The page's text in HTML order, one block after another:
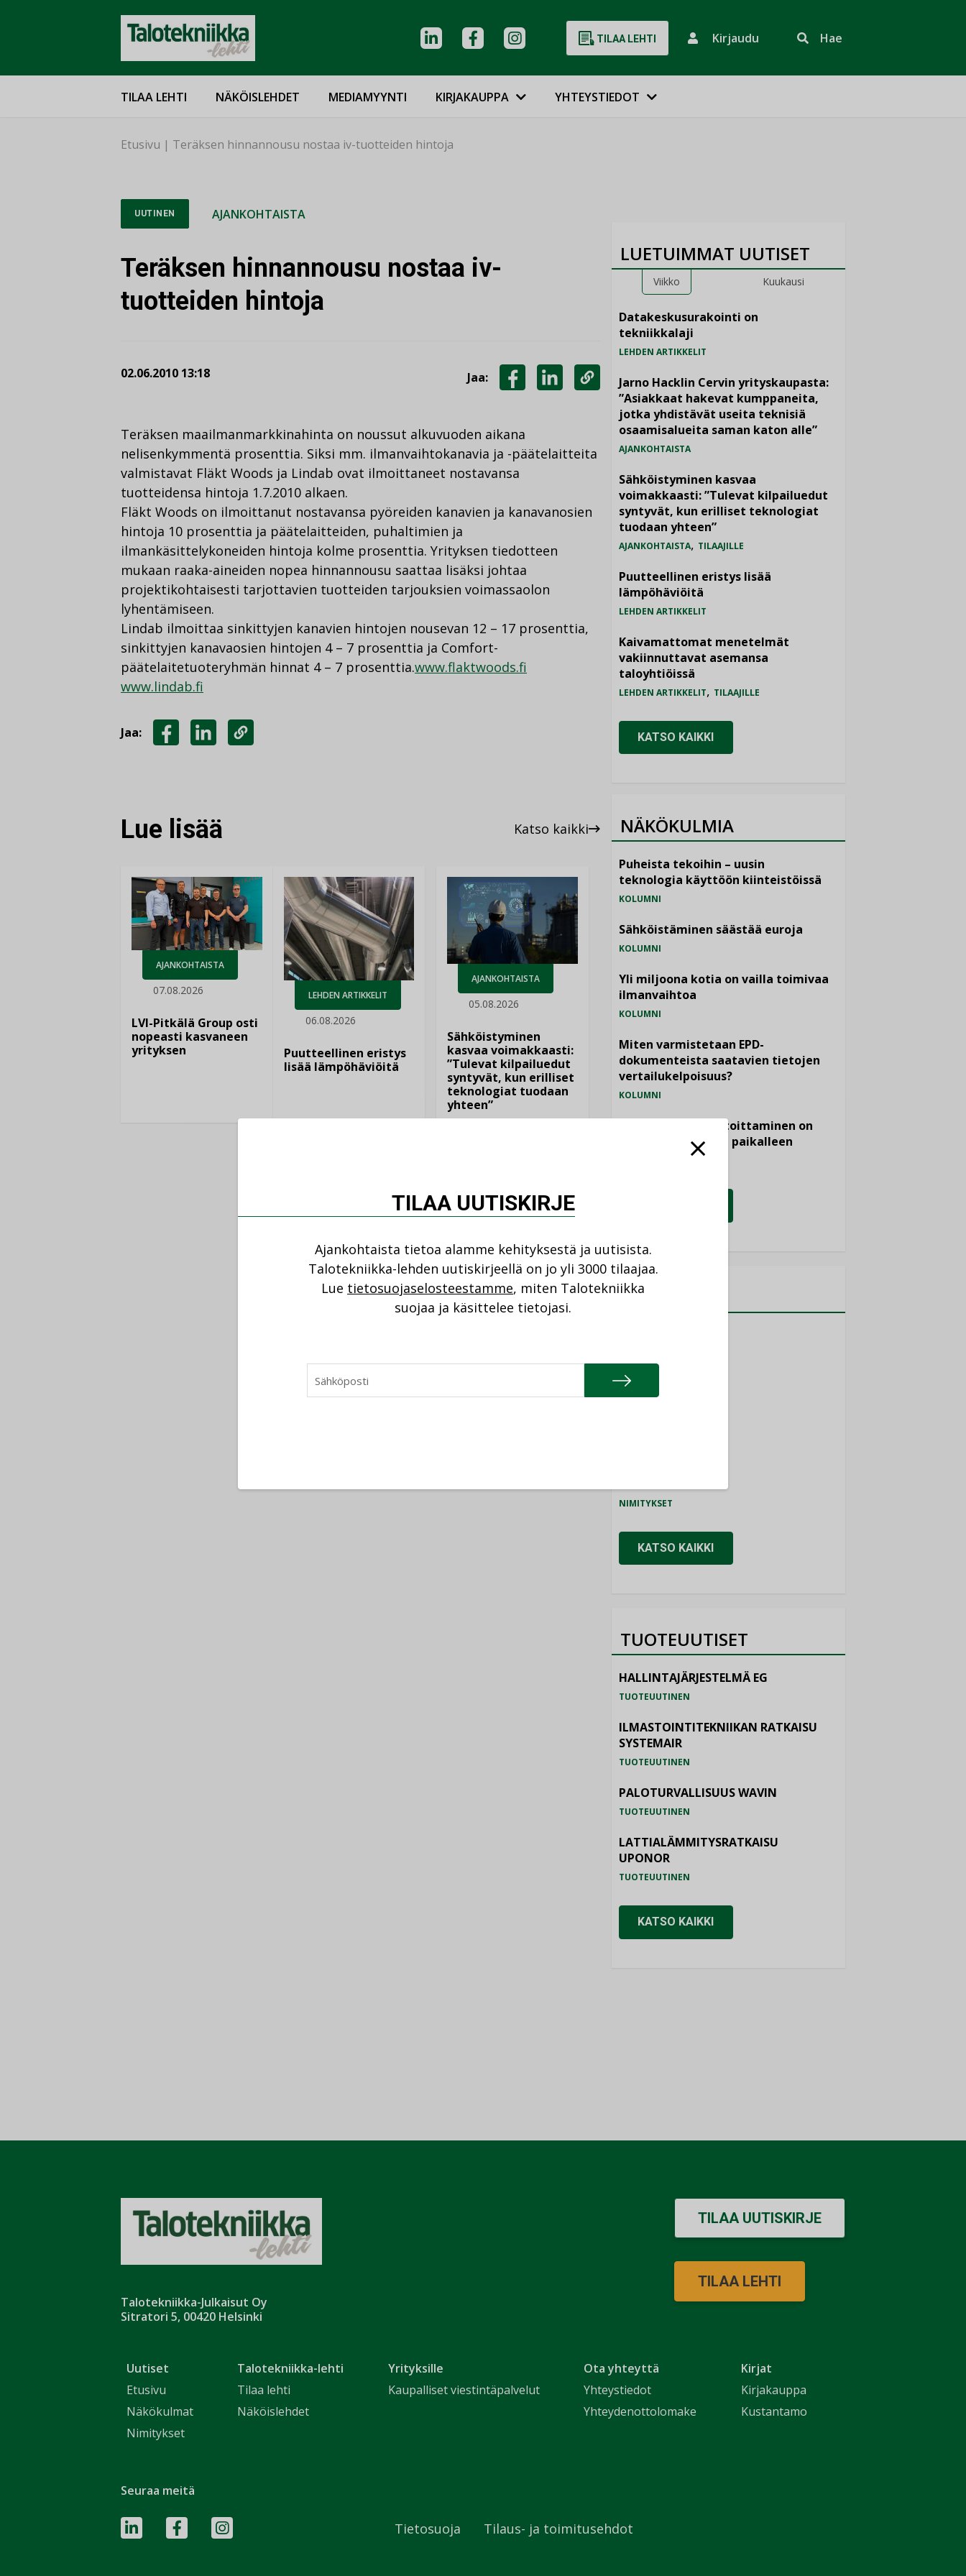
TILAA LEHTI Kirjaudu Hae
TILAA LEHTI NÄKÖISLEHDET MEDIAMYYNTI KIRJAKAUPPA YHTEYSTIEDOT
Etusivu | Teräksen hinnannousu nostaa iv-tuotteiden hintoja
UUTINEN AJANKOHTAISTA
Teräksen hinnannousu nostaa iv-
tuotteiden hintoja
02.06.2010 13:18 Jaa:
LINKEDINISSÄ
KOPIOI
LINKKI
Teräksen maailmanmarkkinahinta on noussut alkuvuoden aikana
nelisenkymmentä prosenttia. Siksi mm. ilmanvaihtokanavia ja -päätelaitteita
valmistavat Fläkt Woods ja Lindab ovat ilmoittaneet nostavansa
tuotteidensa hintoja 1.7.2010 alkaen.
Fläkt Woods on ilmoittanut nostavansa pyöreiden kanavien ja kanavanosien
hintoja 10 prosenttia ja päätelaitteiden, puhaltimien ja
ilmankäsittelykoneiden hintoja kolme prosenttia. Yrityksen tiedotteen
mukaan raaka-aineiden nopea hinnannousu saattaa lisäksi johtaa
projektikohtaisesti tarjottavien tuotteiden tarjouksien voimassaolon
lyhentämiseen.
Lindab ilmoittaa sinkittyjen kanavien hintojen nousevan 12 – 17 prosenttia,
sinkittyjen kanavaosien hintojen 4 – 7 prosenttia ja Comfort-
päätelaitetuoteryhmän hinnat 4 – 7 prosenttia.www.flaktwoods.fi
www.lindab.fi
Jaa:
Lue lisää Katso kaikki
AJANKOHTAISTA
07.08.2026
LVI-Pitkälä Group osti
nopeasti kasvaneen
yrityksen
LEHDEN ARTIKKELIT
06.08.2026
Puutteellinen eristys
lisää lämpöhäviöitä
AJANKOHTAISTA
05.08.2026
Sähköistyminen
kasvaa voimakkaasti:
”Tulevat kilpailuedut
syntyvät, kun erilliset
teknologiat tuodaan
yhteen”
LUETUIMMAT UUTISET
Viikko Kuukausi
Datakeskusurakointi on
tekniikkalaji
LEHDEN ARTIKKELIT
Jarno Hacklin Cervin yrityskaupasta:
”Asiakkaat hakevat kumppaneita,
jotka yhdistävät useita teknisiä
osaamisalueita saman katon alle”
AJANKOHTAISTA
Sähköistyminen kasvaa
voimakkaasti: ”Tulevat kilpailuedut
syntyvät, kun erilliset teknologiat
tuodaan yhteen”
AJANKOHTAISTA, TILAAJILLE
Puutteellinen eristys lisää
lämpöhäviöitä
LEHDEN ARTIKKELIT
Kaivamattomat menetelmät
vakiinnuttavat asemansa
taloyhtiöissä
LEHDEN ARTIKKELIT, TILAAJILLE
KATSO KAIKKI
NÄKÖKULMIA
Puheista tekoihin – uusin
teknologia käyttöön kiinteistöissä
KOLUMNI
Sähköistäminen säästää euroja
KOLUMNI
Yli miljoona kotia on vailla toimivaa
ilmanvaihtoa
KOLUMNI
Miten varmistetaan EPD-
dokumenteista saatavien tietojen
vertailukelpoisuus?
KOLUMNI
Vesi- ja viemärimitoittaminen on
jämähtänyt ajassa paikalleen
NIMITYKSET
Refair
NIMITYKSET
KATSO KAIKKI
TUOTEUUTISET
HALLINTAJÄRJESTELMÄ EG
TUOTEUUTINEN
ILMASTOINTITEKNIIKAN RATKAISU
SYSTEMAIR
TUOTEUUTINEN
PALOTURVALLISUUS WAVIN
TUOTEUUTINEN
LATTIALÄMMITYSRATKAISU
UPONOR
TUOTEUUTINEN
KATSO KAIKKI
Talotekniikka-Julkaisut Oy
Sitratori 5, 00420 Helsinki
Uutiset
Etusivu
Näkökulmat
Nimitykset
Talotekniikka-lehti
Tilaa lehti
Näköislehdet
Yrityksille
Kaupalliset viestintäpalvelut
Ota yhteyttä
Yhteystiedot
Yhteydenottolomake
Kirjat
Kirjakauppa
Kustantamo
TILAA UUTISKIRJE
TILAA LEHTI
Seuraa meitä
Tietosuoja Tilaus- ja toimitusehdot
TILAA UUTISKIRJE
Ajankohtaista tietoa alamme kehityksestä ja uutisista.
Talotekniikka-lehden uutiskirjeellä on jo yli 3000 tilaajaa.
Lue tietosuojaselosteestamme, miten Talotekniikka
suojaa ja käsittelee tietojasi.